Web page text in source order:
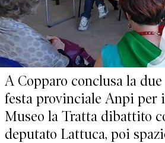
A Copparo conclusa la
festa provinciale Anpi per
Museo la Tratta dibattito
deputato Lattuca, poi